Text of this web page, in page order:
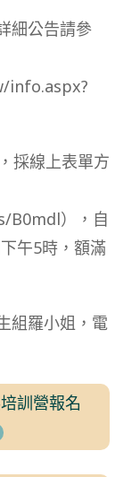
細公告請參
info.aspx?
採線上表單方
B0mdl），自
午5時，額滿
組羅小姐，電
訓營報名